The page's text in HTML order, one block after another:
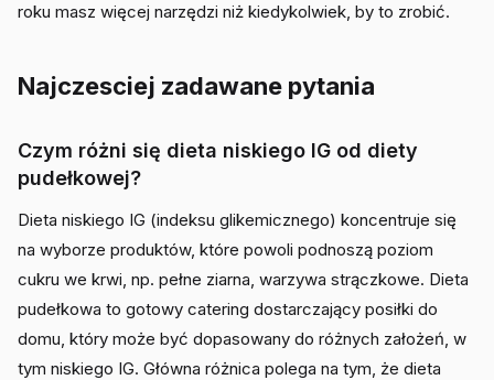
roku masz więcej narzędzi niż kiedykolwiek, by to zrobić.
Najczesciej zadawane pytania
Czym różni się dieta niskiego IG od diety
pudełkowej?
Dieta niskiego IG (indeksu glikemicznego) koncentruje się
na wyborze produktów, które powoli podnoszą poziom
cukru we krwi, np. pełne ziarna, warzywa strączkowe. Dieta
pudełkowa to gotowy catering dostarczający posiłki do
domu, który może być dopasowany do różnych założeń, w
tym niskiego IG. Główna różnica polega na tym, że dieta